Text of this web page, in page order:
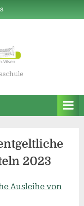
2023
Ausleihe von